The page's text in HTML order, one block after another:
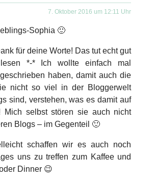
7. Oktober 2016 um 12:11 Uhr
Sophia 🙂
für deine Worte! Das tut echt gut
*-* Ich wollte einfach mal
haben, damit auch die
nicht so viel in der Bloggerwelt
sind, verstehen, was es damit auf
Mich selbst stören sie auch nicht
Blogs – im Gegenteil 🙂
schaffen wir es auch noch
uns zu treffen zum Kaffee und
Dinner 😉